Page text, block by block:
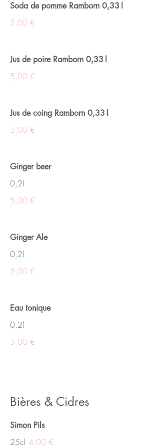
Soda de pomme Ramborn 0,33 l
5,00 €
Jus de poire Ramborn 0,33 l
5,00 €
Jus de coing Ramborn 0,33 l
5,00 €
Ginger beer
0,2l
5,00 €
Ginger Ale
0,2l
5,00 €
Eau tonique
0,2l
5,00 €
Bières & Cidres
Simon Pils
25cl 4,00 €